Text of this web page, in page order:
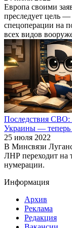
Европа своими
преследует цель
спецоперации на
всех видов
Последствия СВО:
Украины — теперь
25 июля 2022
В Минсвязи
ЛНР переходит на
нумерации.
Информация
Архив
Реклама
Редакция